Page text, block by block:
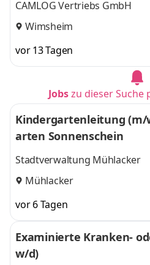
CAMLOG Vertriebs GmbH
Wimsheim
vor 13 Tagen
Jobszu dieser Suche
Kindergartenleitung (m/
arten Sonnenschein
Stadtverwaltung Mühlacker
Mühlacker
vor 6 Tagen
Examinierte Kranken-
w/d)